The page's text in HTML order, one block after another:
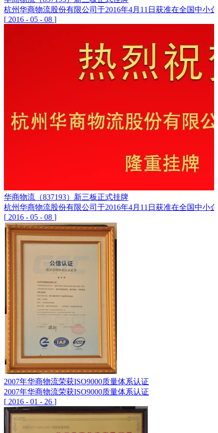
杭州华商物流股份有限公司于2016年4月11日获准在全国中小
[ 2016 - 05 - 08 ]
华商物流（837193）新三板正式挂牌
杭州华商物流股份有限公司于2016年4月11日获准在全国中小
[ 2016 - 05 - 08 ]
2007年华商物流荣获ISO9000质量体系认证
2007年华商物流荣获ISO9000质量体系认证
[ 2016 - 01 - 26 ]